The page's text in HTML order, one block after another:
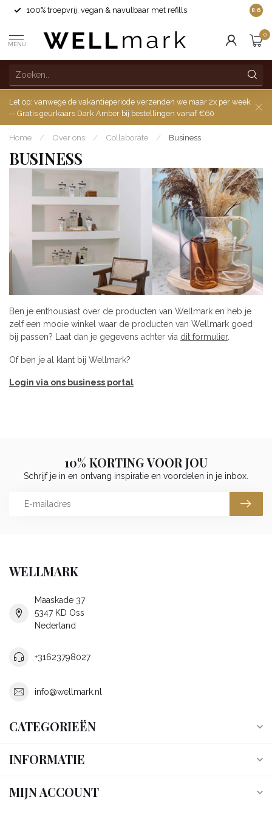
100% troepvrij, vegan & navulbaar met refills 8.6
MENU
0
Let op: vanwege de vakantieperiode verzenden we maar 2x per week
-- Gratis geurkaars Dark Amber bij bestellingen vanaf €60
Home / Over ons / Collaborate / Business
BUSINESS
Ben je enthousiast over de producten van Wellmark en heb je
zelf een mooie winkel waar de producten van Wellmark goed
bij passen? Laat dan je gegevens achter via dit formulier.
Of ben je al klant bij Wellmark?
Login via ons business portal
10% KORTING VOOR JOU
Schrijf je in en ontvang inspiratie en voordelen in je inbox.
WELLMARK
Maaskade 37
5347 KD Oss
Nederland
+31623798027
info@wellmark.nl
CATEGORIEËN
INFORMATIE
MIJN ACCOUNT